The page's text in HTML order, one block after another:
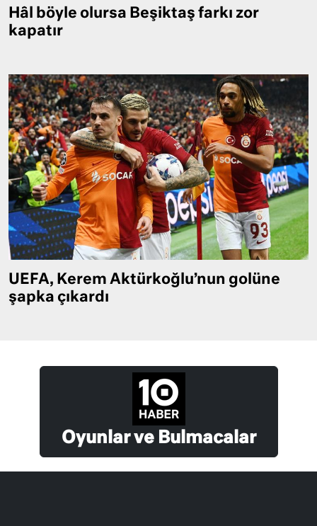
Hâl böyle olursa Beşiktaş farkı zor
kapatır
UEFA, Kerem Aktürkoğlu’nun golüne
şapka çıkardı
Oyunlar ve Bulmacalar